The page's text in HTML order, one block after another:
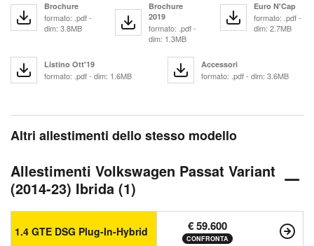
Brochure
formato: .pdf -
dim: 3.8MB
Brochure
2019
formato: .pdf -
dim: 1.3MB
Euro N'Cap
formato: .pdf -
dim: 2.7MB
Listino Ott'19
formato: .pdf - dim: 1.6MB
Accessori
formato: .pdf - dim: 3.6MB
Altri allestimenti dello stesso modello
Allestimenti Volkswagen Passat Variant
(2014-23) Ibrida (1)
1.4 GTE DSG Plug-In-Hybrid € 59.600
CONFRONTA